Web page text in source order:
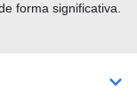
forma significativa.